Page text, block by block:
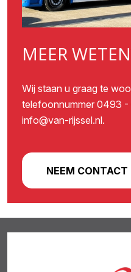
MEER
Wij staan u graag te
telefoonnummer 0493
info@van-rijssel.nl.
NEEM CONTACT